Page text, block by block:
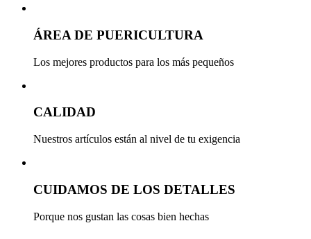
ÁREA DE PUERICULTURA
Los mejores productos para los más pequeños
CALIDAD
Nuestros artículos están al nivel de tu exigencia
CUIDAMOS DE LOS DETALLES
Porque nos gustan las cosas bien hechas